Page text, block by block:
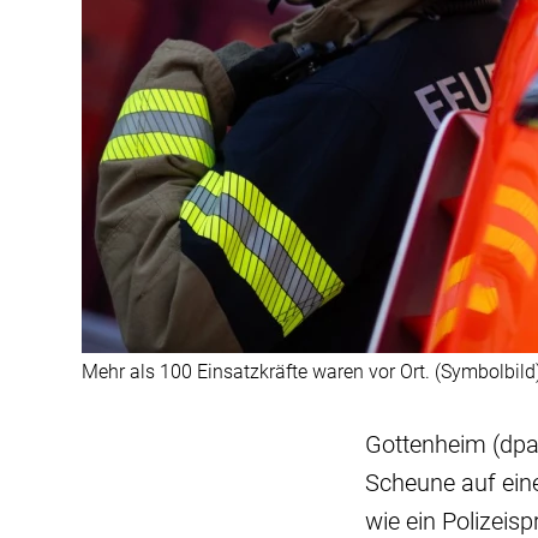
Mehr als 100 Einsatzkräfte waren vor Ort.
Gottenheim
Scheune auf
wie ein